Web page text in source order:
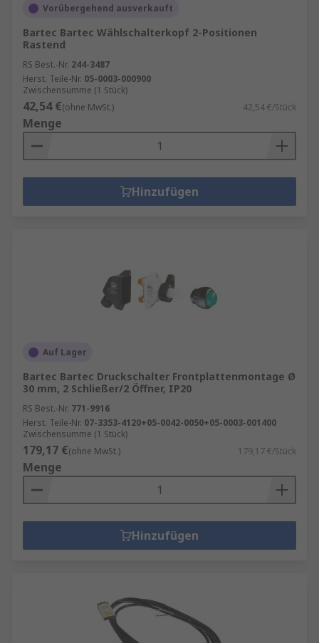
Vorübergehend ausverkauft
Bartec Bartec Wählschalterkopf 2-Positionen
Rastend
RS Best.-Nr. 244-3487
Herst. Teile-Nr. 05-0003-000900
Zwischensumme (1 Stück)
42,54 €(ohne MwSt.) 42,54 €/Stück
Menge
Hinzufügen
Auf Lager
Bartec Bartec Druckschalter Frontplattenmontage Ø
30 mm, 2 Schließer/2 Öffner, IP20
RS Best.-Nr. 771-9916
Herst. Teile-Nr. 07-3353-4120+05-0042-0050+05-0003-001400
Zwischensumme (1 Stück)
179,17 €(ohne MwSt.) 179,17 €/Stück
Menge
Hinzufügen